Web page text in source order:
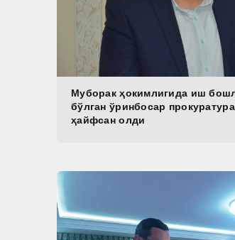
Муборак ҳокимлигида иш
бўлган ўринбосар
ҳайфсан олди